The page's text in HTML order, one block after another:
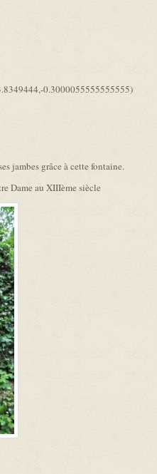
0.3000055555555555)
jambes grâce à cette fontaine.
Dame au XIIIème siècle